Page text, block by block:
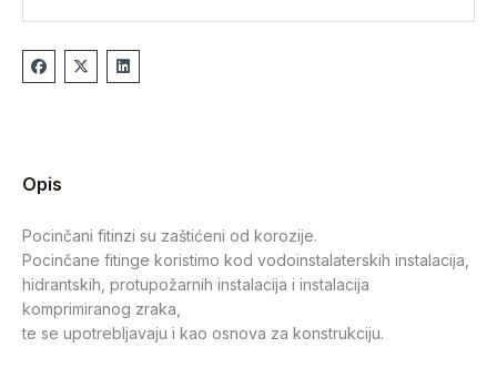
Opis
Pocinčani fitinzi su zaštićeni od korozije.
Pocinčane fitinge koristimo kod vodoinstalaterskih instalacija,
hidrantskih, protupožarnih instalacija i instalacija
komprimiranog zraka,
te se upotrebljavaju i kao osnova za konstrukciju.